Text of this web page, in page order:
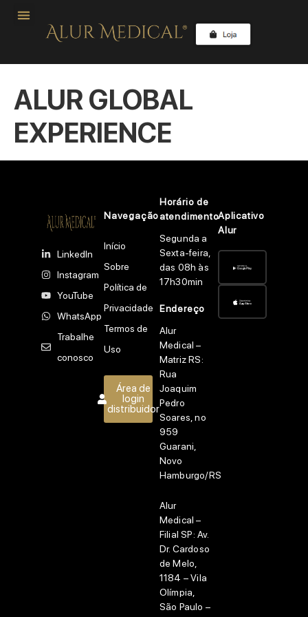
ALUR GLOBAL
EXPERIENCE
Navegação
Início
Sobre
Política de
Privacidade
Termos de
Uso
Área de
login
distribuidor
LinkedIn
Instagram
YouTube
WhatsApp
Trabalhe
conosco
Endereço
Alur
Medical –
Matriz RS:
Rua
Joaquim
Pedro
Soares, no
959
Guarani,
Novo
Hamburgo/RS
Alur
Medical –
Filial SP: Av.
Dr. Cardoso
de Melo,
1184 – Vila
Olímpia,
São Paulo –
Horário de
atendimento
Segunda a
Sexta-feira,
das 08h às
17h30min
Aplicativo
Alur